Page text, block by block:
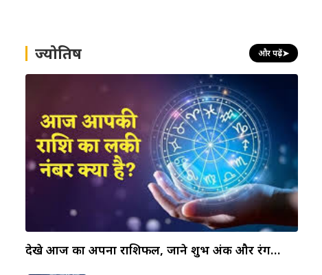
ज्योतिष और पढ़ें➤
देखे आज का अपना राशिफल, जाने शुभ अंक और रंग…